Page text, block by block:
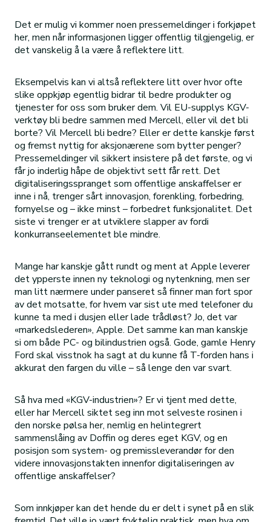
Det er mulig vi kommer noen pressemeldinger i forkjøpet
her, men når informasjonen ligger offentlig tilgjengelig, er
det vanskelig å la være å reflektere litt.
Eksempelvis kan vi altså reflektere litt over hvor ofte
slike oppkjøp egentlig bidrar til bedre produkter og
tjenester for oss som bruker dem. Vil EU-supplys KGV-
verktøy bli bedre sammen med Mercell, eller vil det bli
borte? Vil Mercell bli bedre? Eller er dette kanskje først
og fremst nyttig for aksjonærene som bytter penger?
Pressemeldinger vil sikkert insistere på det første, og vi
får jo inderlig håpe de objektivt sett får rett. Det
digitaliseringsspranget som offentlige anskaffelser er
inne i nå, trenger sårt innovasjon, forenkling, forbedring,
fornyelse og – ikke minst – forbedret funksjonalitet. Det
siste vi trenger er at utviklere slapper av fordi
konkurranseelementet ble mindre.
Mange har kanskje gått rundt og ment at Apple leverer
det ypperste innen ny teknologi og nytenkning, men ser
man litt nærmere under panseret så finner man fort spor
av det motsatte, for hvem var sist ute med telefoner du
kunne ta med i dusjen eller lade trådløst? Jo, det var
«markedslederen», Apple. Det samme kan man kanskje
si om både PC- og bilindustrien også. Gode, gamle Henry
Ford skal visstnok ha sagt at du kunne få T-forden hans i
akkurat den fargen du ville – så lenge den var svart.
Så hva med «KGV-industrien»? Er vi tjent med dette,
eller har Mercell siktet seg inn mot selveste rosinen i
den norske pølsa her, nemlig en helintegrert
sammenslåing av Doffin og deres eget KGV, og en
posisjon som system- og premissleverandør for den
videre innovasjonstakten innenfor digitaliseringen av
offentlige anskaffelser?
Som innkjøper kan det hende du er delt i synet på en slik